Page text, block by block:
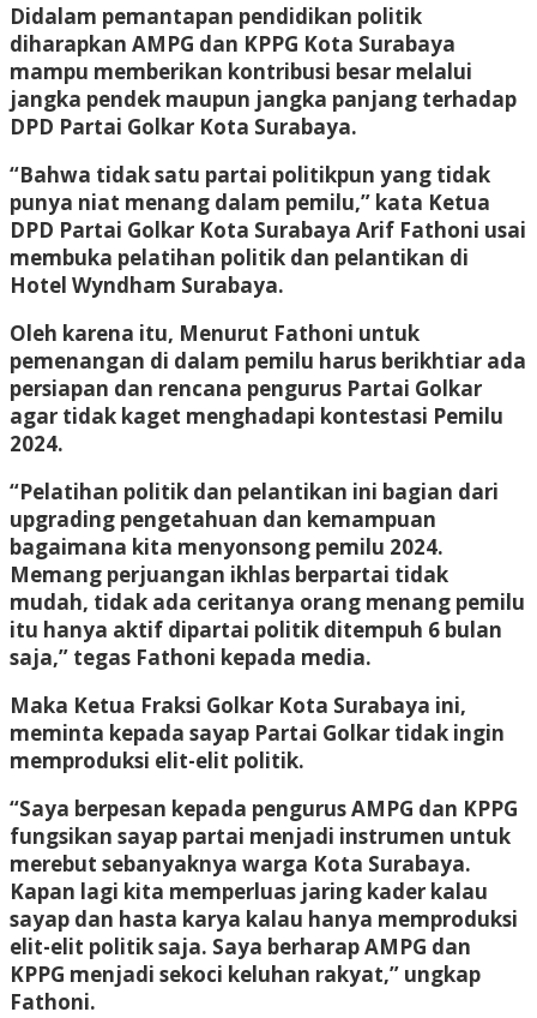
Didalam pemantapan pendidikan politik
diharapkan AMPG dan KPPG Kota Surabaya
mampu memberikan kontribusi besar melalui
jangka pendek maupun jangka panjang terhadap
DPD Partai Golkar Kota Surabaya.
“Bahwa tidak satu partai politikpun yang tidak
punya niat menang dalam pemilu,” kata Ketua
DPD Partai Golkar Kota Surabaya Arif Fathoni usai
membuka pelatihan politik dan pelantikan di
Hotel Wyndham Surabaya.
Oleh karena itu, Menurut Fathoni untuk
pemenangan di dalam pemilu harus berikhtiar ada
persiapan dan rencana pengurus Partai Golkar
agar tidak kaget menghadapi kontestasi Pemilu
2024.
“Pelatihan politik dan pelantikan ini bagian dari
upgrading pengetahuan dan kemampuan
bagaimana kita menyonsong pemilu 2024.
Memang perjuangan ikhlas berpartai tidak
mudah, tidak ada ceritanya orang menang pemilu
itu hanya aktif dipartai politik ditempuh 6 bulan
saja,” tegas Fathoni kepada media.
Maka Ketua Fraksi Golkar Kota Surabaya ini,
meminta kepada sayap Partai Golkar tidak ingin
memproduksi elit-elit politik.
“Saya berpesan kepada pengurus AMPG dan KPPG
fungsikan sayap partai menjadi instrumen untuk
merebut sebanyaknya warga Kota Surabaya.
Kapan lagi kita memperluas jaring kader kalau
sayap dan hasta karya kalau hanya memproduksi
elit-elit politik saja. Saya berharap AMPG dan
KPPG menjadi sekoci keluhan rakyat,” ungkap
Fathoni.